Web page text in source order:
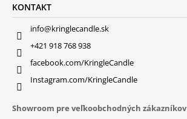
KONTAKT
info@kringlecandle.sk
+421 918 768 938
facebook.com/KringleCandle
Instagram.com/KringleCandle
Showroom pre veľkoobchodných zákazníkov